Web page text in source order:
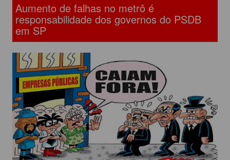
Aumento de falhas no metrô é
responsabilidade dos governos do PSDB
em SP